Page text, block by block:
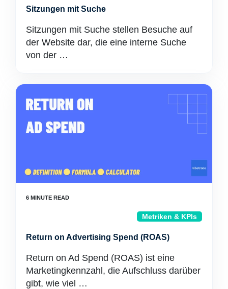
Sitzungen mit Suche
Sitzungen mit Suche stellen Besuche auf
der Website dar, die eine interne Suche
von der …
Metriken & KPIs
Return on Advertising Spend (ROAS)
Return on Ad Spend (ROAS) ist eine
Marketingkennzahl, die Aufschluss darüber
gibt, wie viel …